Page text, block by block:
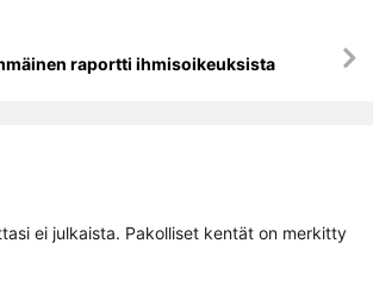
raportti ihmisoikeuksista
ei julkaista. Pakolliset kentät on merkitty